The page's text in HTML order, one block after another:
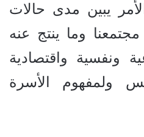
يبين مدى حالات
وما ينتج عنه
ونفسية واقتصادية
ولمفهوم الأسرة